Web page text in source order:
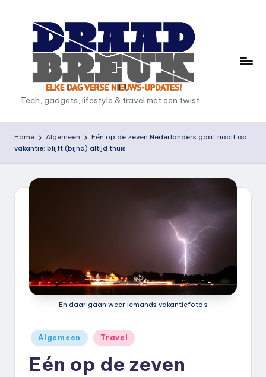
D
r
a
a
Tech, gadgets, lifestyle & travel met een twist
Home Algemeen
Eén op de zeven Nederlanders gaat nooit op
vakantie: blijft (bijna) altijd thuis
En daar gaan weer iemands vakantiefoto's
Geplaatst
in
Algemeen Travel
Eén op de zeven